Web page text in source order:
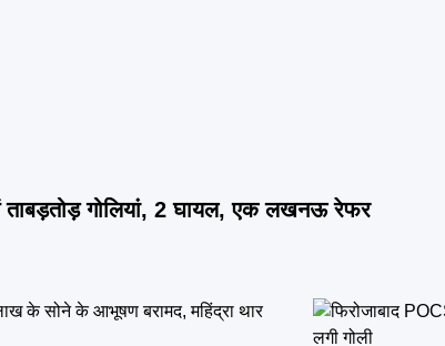
में ताबड़तोड़ गोलियां, 2 घायल, एक लखनऊ रेफर